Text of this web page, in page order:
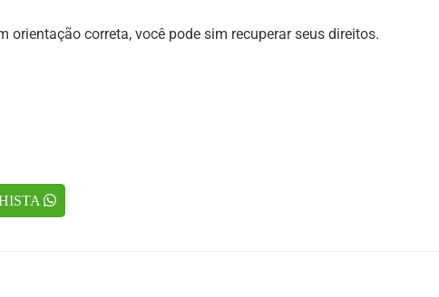
orientação correta, você pode sim recuperar seus direitos.